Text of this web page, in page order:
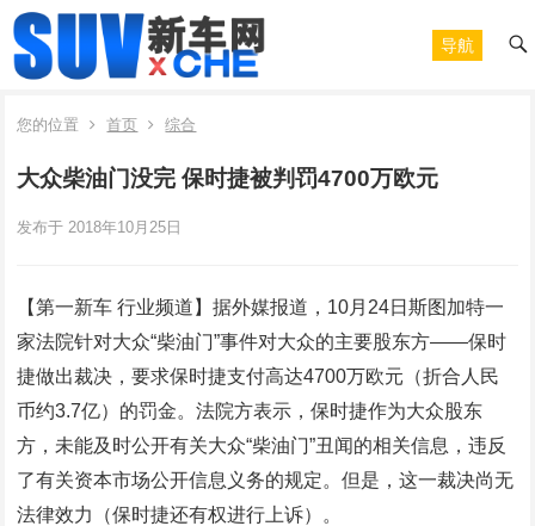
导航
您的位置 首页 综合
大众柴油门没完 保时捷被判罚4700万欧元
发布于 2018年10月25日
【第一新车 行业频道】据外媒报道，10月24日斯图加特一
家法院针对大众“柴油门”事件对大众的主要股东方——保时
捷做出裁决，要求保时捷支付高达4700万欧元（折合人民
币约3.7亿）的罚金。法院方表示，保时捷作为大众股东
方，未能及时公开有关大众“柴油门”丑闻的相关信息，违反
了有关资本市场公开信息义务的规定。但是，这一裁决尚无
法律效力（保时捷还有权进行上诉）。